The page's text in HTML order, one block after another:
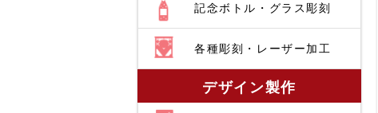
記念ボトル・グラス彫刻
各種彫刻・レーザー加工
デザイン製作